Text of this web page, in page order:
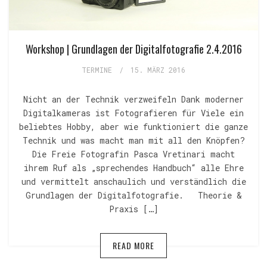
Workshop | Grundlagen der Digitalfotografie 2.4.2016
TERMINE / 15. MÄRZ 2016
Nicht an der Technik verzweifeln Dank moderner
Digitalkameras ist Fotografieren für Viele ein
beliebtes Hobby, aber wie funktioniert die ganze
Technik und was macht man mit all den Knöpfen?
Die Freie Fotografin Pasca Vretinari macht
ihrem Ruf als „sprechendes Handbuch“ alle Ehre
und vermittelt anschaulich und verständlich die
Grundlagen der Digitalfotografie. Theorie &
Praxis […]
READ MORE